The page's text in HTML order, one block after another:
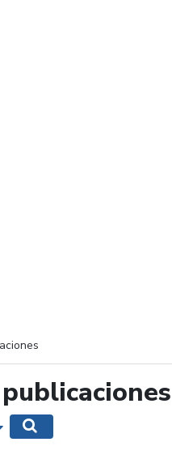
Mostrar opciones de búsqueda